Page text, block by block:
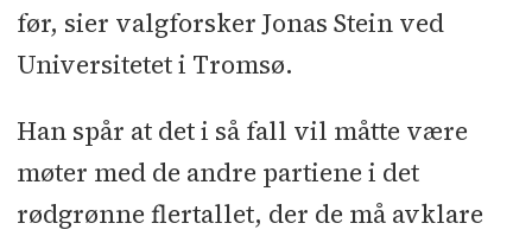
før, sier valgforsker Jonas Stein ved
Universitetet i Tromsø.
Han spår at det i så fall vil måtte være
møter med de andre partiene i det
rødgrønne flertallet, der de må avklare